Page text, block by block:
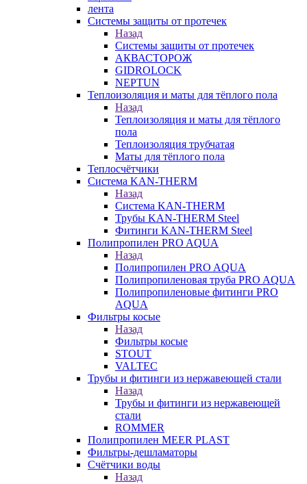
лента
Системы защиты от протечек
Назад
Системы защиты от протечек
АКВАСТОРОЖ
GIDROLOCK
NEPTUN
Теплоизоляция и маты для тёплого пола
Назад
Теплоизоляция и маты для тёплого
пола
Теплоизоляция трубчатая
Маты для тёплого пола
Теплосчётчики
Система KAN-THERM
Назад
Система KAN-THERM
Трубы KAN-THERM Steel
Фитинги KAN-THERM Steel
Полипропилен PRO AQUA
Назад
Полипропилен PRO AQUA
Полипропиленовая труба PRO AQUA
Полипропиленовые фитинги PRO
AQUA
Фильтры косые
Назад
Фильтры косые
STOUT
VALTEC
Трубы и фитинги из нержавеющей стали
Назад
Трубы и фитинги из нержавеющей
стали
ROMMER
Полипропилен MEER PLAST
Фильтры-дешламаторы
Счётчики воды
Назад